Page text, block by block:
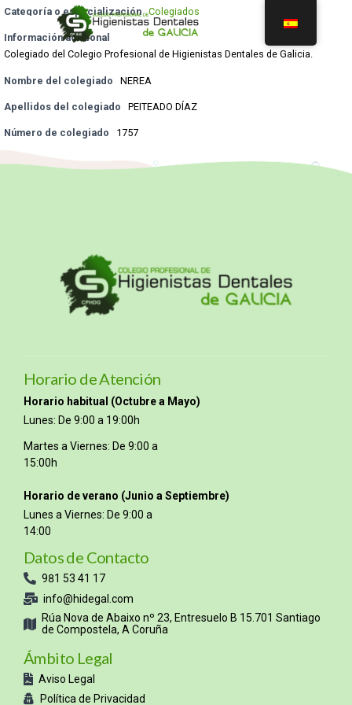
Categoría o especialización Colegiados
Información adicional
Colegiado del Colegio Profesional de Higienistas Dentales de Galicia.
Nombre del colegiado NEREA
Apellidos del colegiado PEITEADO DÍAZ
Número de colegiado 1757
Horario de Atención
Horario habitual (Octubre a Mayo)
Lunes: De 9:00 a 19:00h
Martes a Viernes: De 9:00 a
15:00h
Horario de verano (Junio a Septiembre)
Lunes a Viernes: De 9:00 a
14:00
Datos de Contacto
981 53 41 17
info@hidegal.com
Rúa Nova de Abaixo nº 23, Entresuelo B 15.701 Santiago
de Compostela, A Coruña
Ámbito Legal
Aviso Legal
Política de Privacidad